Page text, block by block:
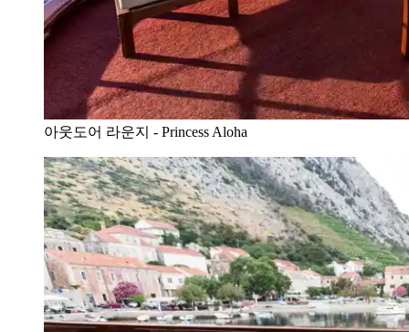
아웃도어 라운지 - Princess Aloha